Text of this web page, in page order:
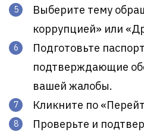
Выберите тему
коррупцией» или
Подготовьте
подтверждающие
вашей жалобы.
Кликните по
Проверьте и